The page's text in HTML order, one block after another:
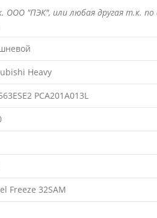
"ПЭК", или любая другая т.к. по
Heavy
PCA201A013L
Freeze 32SAM